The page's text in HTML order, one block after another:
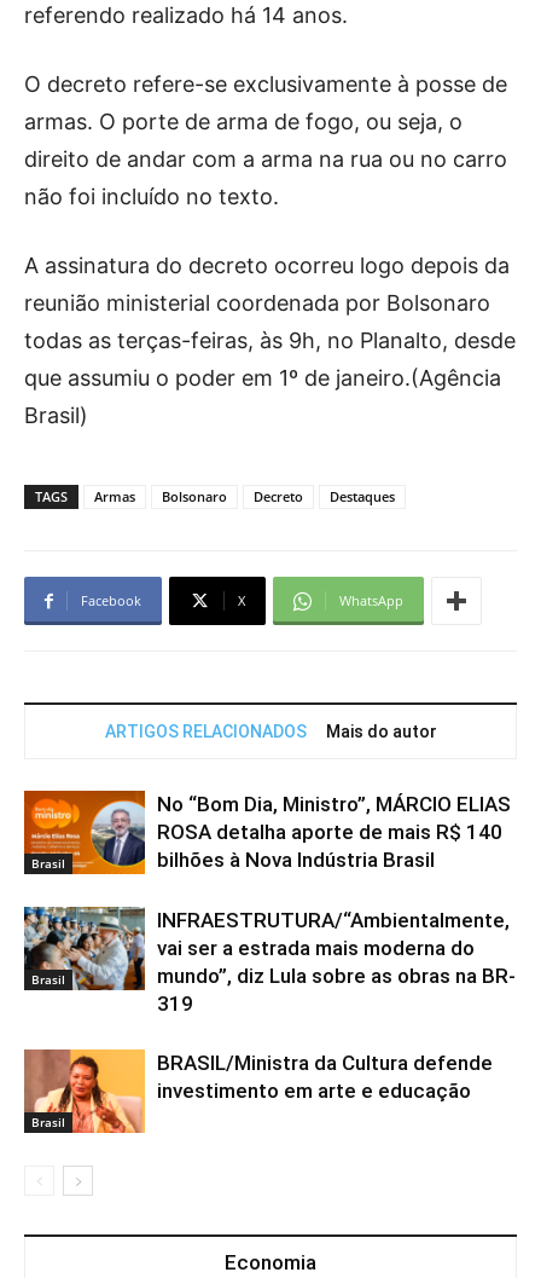
referendo realizado há 14 anos.
O decreto refere-se exclusivamente à posse de
armas. O porte de arma de fogo, ou seja, o
direito de andar com a arma na rua ou no carro
não foi incluído no texto.
A assinatura do decreto ocorreu logo depois da
reunião ministerial coordenada por Bolsonaro
todas as terças-feiras, às 9h, no Planalto, desde
que assumiu o poder em 1º de janeiro.(Agência
Brasil)
TAGS Armas Bolsonaro Decreto Destaques
Facebook X WhatsApp
ARTIGOS RELACIONADOS Mais do autor
Brasil
No “Bom Dia, Ministro”, MÁRCIO ELIAS
ROSA detalha aporte de mais R$ 140
bilhões à Nova Indústria Brasil
Brasil
INFRAESTRUTURA/“Ambientalmente,
vai ser a estrada mais moderna do
mundo”, diz Lula sobre as obras na BR-
319
Brasil
BRASIL/Ministra da Cultura defende
investimento em arte e educação
Economia